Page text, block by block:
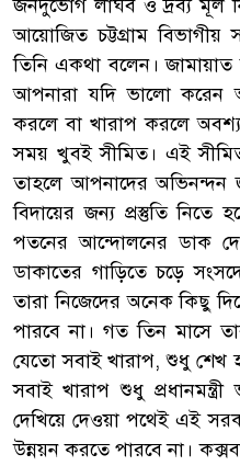
জনদুর্ভোগ লাঘব ও দ্রব্য মূল
আয়োজিত চট্টগ্রাম বিভাগীয়
তিনি একথা বলেন।
আপনারা যদি ভালো করেন
করলে বা খারাপ করলে
সময় খুবই সীমিত। এই
তাহলে আপনাদের
বিদায়ের জন্য প্রস্তুতি নিতে
পতনের আন্দোলনের ডাক
ডাকাতের গাড়িতে চড়ে
তারা নিজেদের অনেক কিছু
পারবে না। গত তিন মাসে
যেতো সবাই খারাপ, শুধু শেখ
সবাই খারাপ শুধু
দেখিয়ে দেওয়া পথেই এই
উন্নয়ন করতে পারবে না।